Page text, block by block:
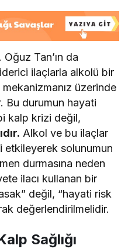
Tan’ın da
ilaçlarla alkolü bir
üzerinde
Bu durumun hayati
kalp krizi değil,
Alkol ve bu ilaçlar
etkileyerek solunumun
durmasına neden
ilacı kullanan bir
değil, “hayati risk
değerlendirilmelidir.
Sağlığı